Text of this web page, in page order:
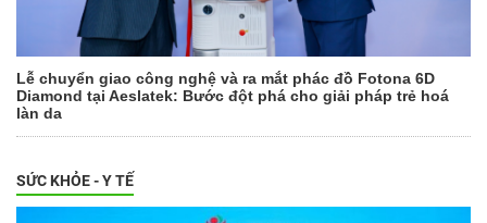
Lễ chuyển giao công nghệ và ra mắt phác đồ Fotona 6D
Diamond tại Aeslatek: Bước đột phá cho giải pháp trẻ hoá
làn da
SỨC KHỎE - Y TẾ